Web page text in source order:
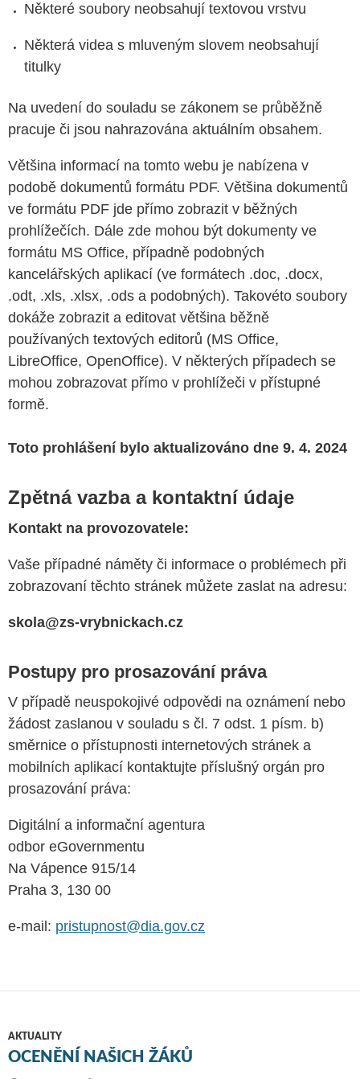
Některé soubory neobsahují textovou vrstvu
Některá videa s mluveným slovem neobsahují
titulky
Na uvedení do souladu se zákonem se průběžně
pracuje či jsou nahrazována aktuálním obsahem.
Většina informací na tomto webu je nabízena v
podobě dokumentů formátu PDF. Většina dokumentů
ve formátu PDF jde přímo zobrazit v běžných
prohlížečích. Dále zde mohou být dokumenty ve
formátu MS Office, případně podobných
kancelářských aplikací (ve formátech .doc, .docx,
.odt, .xls, .xlsx, .ods a podobných). Takovéto soubory
dokáže zobrazit a editovat většina běžně
používaných textových editorů (MS Office,
LibreOffice, OpenOffice). V některých případech se
mohou zobrazovat přímo v prohlížeči v přístupné
formě.
Toto prohlášení bylo aktualizováno dne 9. 4. 2024
Zpětná vazba a kontaktní údaje
Kontakt na provozovatele:
Vaše případné náměty či informace o problémech při
zobrazovaní těchto stránek můžete zaslat na adresu:
skola@zs-vrybnickach.cz
Postupy pro prosazování práva
V případě neuspokojivé odpovědi na oznámení nebo
žádost zaslanou v souladu s čl. 7 odst. 1 písm. b)
směrnice o přístupnosti internetových stránek a
mobilních aplikací kontaktujte příslušný orgán pro
prosazování práva:
Digitální a informační agentura
odbor eGovernmentu
Na Vápence 915/14
Praha 3, 130 00
e-mail: pristupnost@dia.gov.cz
AKTUALITY
OCENĚNÍ NAŠICH ŽÁKŮ